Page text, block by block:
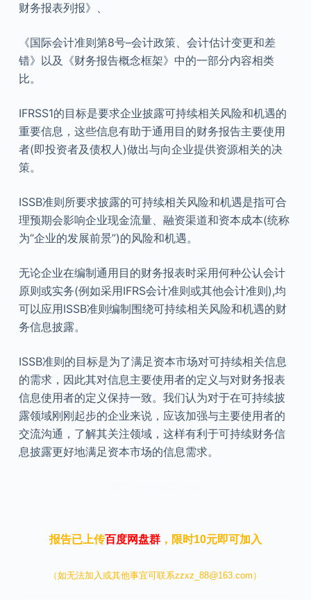
财务报表列报》、
《国际会计准则第8号–会计政策、会计估计变更和差
错》以及《财务报告概念框架》中的一部分内容相类
比。
IFRSS1的目标是要求企业披露可持续相关风险和机遇的
重要信息，这些信息有助于通用目的财务报告主要使用
者(即投资者及债权人)做出与向企业提供资源相关的决
策。
ISSB准则所要求披露的可持续相关风险和机遇是指可合
理预期会影响企业现金流量、融资渠道和资本成本(统称
为“企业的发展前景”)的风险和机遇。
无论企业在编制通用目的财务报表时采用何种公认会计
原则或实务(例如采用IFRS会计准则或其他会计准则),均
可以应用ISSB准则编制围绕可持续相关风险和机遇的财
务信息披露。
ISSB准则的目标是为了满足资本市场对可持续相关信息
的需求，因此其对信息主要使用者的定义与对财务报表
信息使用者的定义保持一致。我们认为对于在可持续披
露领域刚刚起步的企业来说，应该加强与主要使用者的
交流沟通，了解其关注领域，这样有利于可持续财务信
息披露更好地满足资本市场的信息需求。
报告已上传百度网盘群，限时10元即可加入
（如无法加入或其他事宜可联系zzxz_88@163.com）